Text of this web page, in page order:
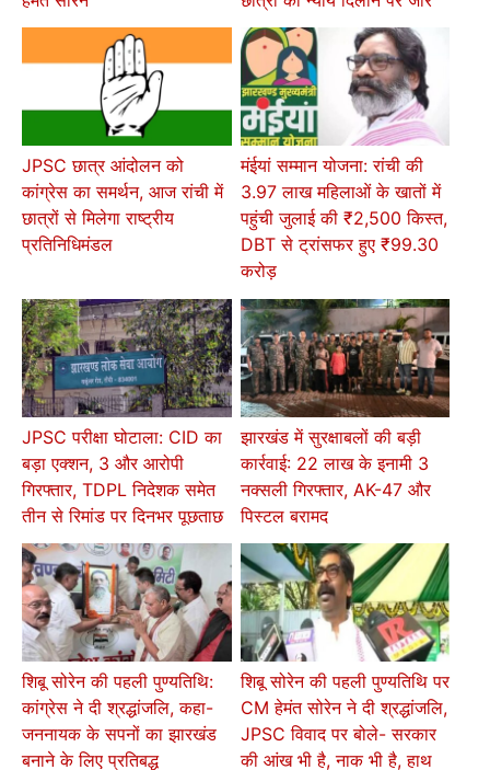
JPSC छात्र आंदोलन को
कांग्रेस का समर्थन, आज रांची में
छात्रों से मिलेगा राष्ट्रीय
प्रतिनिधिमंडल
मंईयां सम्मान योजना: रांची की
3.97 लाख महिलाओं के खातों में
पहुंची जुलाई की ₹2,500 किस्त,
DBT से ट्रांसफर हुए ₹99.30
करोड़
JPSC परीक्षा घोटाला: CID का
बड़ा एक्शन, 3 और आरोपी
गिरफ्तार, TDPL निदेशक समेत
तीन से रिमांड पर दिनभर पूछताछ
झारखंड में सुरक्षाबलों की बड़ी
कार्रवाई: 22 लाख के इनामी 3
नक्सली गिरफ्तार, AK-47 और
पिस्टल बरामद
शिबू सोरेन की पहली पुण्यतिथि:
कांग्रेस ने दी श्रद्धांजलि, कहा-
जननायक के सपनों का झारखंड
बनाने के लिए प्रतिबद्ध
शिबू सोरेन की पहली पुण्यतिथि पर
CM हेमंत सोरेन ने दी श्रद्धांजलि,
JPSC विवाद पर बोले- सरकार
की आंख भी है, नाक भी है, हाथ